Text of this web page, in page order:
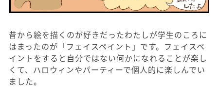
昔から絵を描くのが好きだったわたしが学生のころに
はまったのが「フェイスペイント」です。フェイスペ
イントをすると自分ではない何かになれることが楽し
くて、ハロウィンやパーティーで個人的に楽しんでい
ました。